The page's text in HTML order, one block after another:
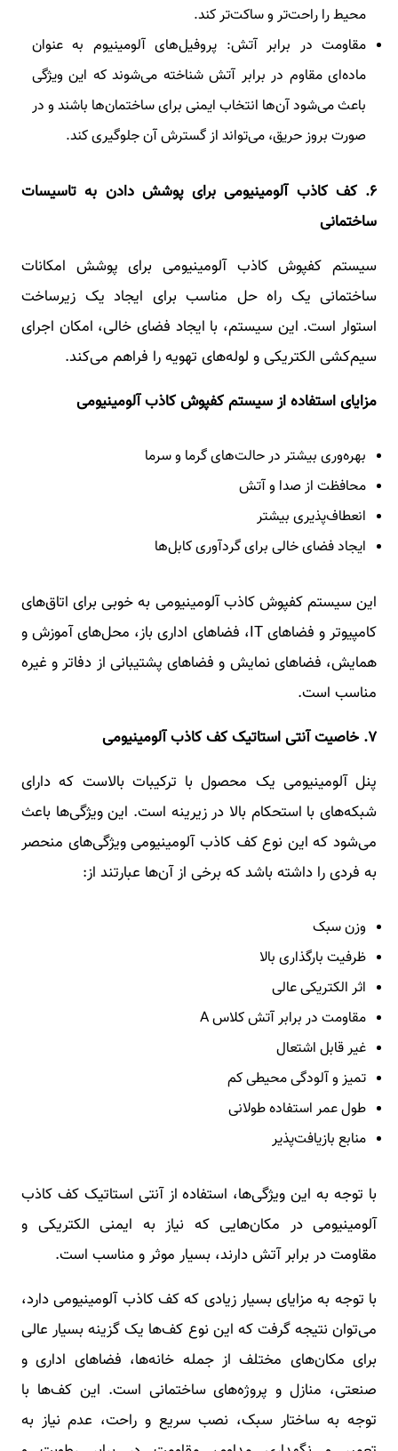
محیط را راحت‌تر و ساکت‌تر کند.
مقاومت در برابر آتش: پروفیل‌های آلومینیوم به عنوان
ماده‌ای مقاوم در برابر آتش شناخته می‌شوند که این ویژگی
باعث می‌شود آن‌ها انتخاب ایمنی برای ساختمان‌ها باشند و در
صورت بروز حریق، می‌تواند از گسترش آن جلوگیری کند.
۶. کف کاذب آلومینیومی برای پوشش دادن به تاسیسات
ساختمانی
سیستم کفپوش کاذب آلومینیومی برای پوشش امکانات
ساختمانی یک راه حل مناسب برای ایجاد یک زیرساخت
استوار است. این سیستم، با ایجاد فضای خالی، امکان اجرای
سیم‌کشی الکتریکی و لوله‌های تهویه را فراهم می‌کند.
مزایای استفاده از سیستم کفپوش کاذب آلومینیومی
بهره‌وری بیشتر در حالت‌های گرما و سرما
محافظت از صدا و آتش
انعطاف‌پذیری بیشتر
ایجاد فضای خالی برای گردآوری کابل‌ها
این سیستم کفپوش کاذب آلومینیومی به خوبی برای اتاق‌های
کامپیوتر و فضاهای IT، فضاهای اداری باز، محل‌های آموزش و
همایش، فضاهای نمایش و فضاهای پشتیبانی از دفاتر و غیره
مناسب است.
۷. خاصیت آنتی استاتیک کف کاذب آلومینیومی
پنل آلومینیومی یک محصول با ترکیبات بالاست که دارای
شبکه‌های با استحکام بالا در زیرینه است. این ویژگی‌ها باعث
می‌شود که این نوع کف کاذب آلومینیومی ویژگی‌های منحصر
به فردی را داشته باشد که برخی از آن‌ها عبارتند از:
وزن سبک
ظرفیت بارگذاری بالا
اثر الکتریکی عالی
مقاومت در برابر آتش کلاس A
غیر قابل اشتعال
تمیز و آلودگی محیطی کم
طول عمر استفاده طولانی
منابع بازیافت‌پذیر
با توجه به این ویژگی‌ها، استفاده از آنتی استاتیک کف کاذب
آلومینیومی در مکان‌هایی که نیاز به ایمنی الکتریکی و
مقاومت در برابر آتش دارند، بسیار موثر و مناسب است.
با توجه به مزایای بسیار زیادی که کف کاذب آلومینیومی دارد،
می‌توان نتیجه گرفت که این نوع کف‌ها یک گزینه بسیار عالی
برای مکان‌های مختلف از جمله خانه‌ها، فضاهای اداری و
صنعتی، منازل و پروژه‌های ساختمانی است. این کف‌ها با
توجه به ساختار سبک، نصب سریع و راحت، عدم نیاز به